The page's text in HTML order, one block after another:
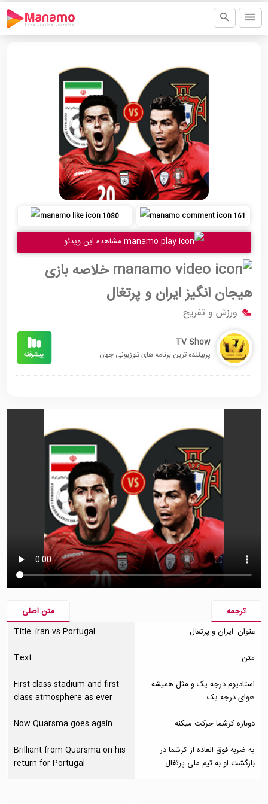
1080 161
مشاهده این ویدئو
خلاصه بازی
هیجان انگیز ایران و پرتغال
ورزش و تفریح
TV Show
پربیننده ترین برنامه های تلوزیونی جهان
ترجمه
متن اصلی
عنوان: ایران و پرتغال
متن:
استادیوم درجه یک و مثل همیشه
هوای درجه یک
دوباره کرشما حرکت میکنه
یه ضربه فوق العاده از کرشما در
بازگشت او به تیم ملی پرتغال
Title: iran vs Portugal
Text:
First-class stadium and first
class atmosphere as ever
Now Quarsma goes again
Brilliant from Quarsma on his
return for Portugal